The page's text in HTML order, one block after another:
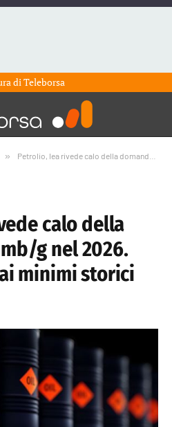
diTeleborsa
» Petrolio, Iea rivede calo della domanda a 1,1 mb/g nel 2026. Scorte globali ai minimi storici
calo della
g nel 2026.
minimi storici